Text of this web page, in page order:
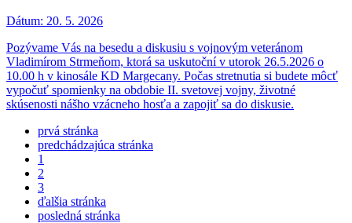
Dátum: 20. 5. 2026
Pozývame Vás na besedu a diskusiu s vojnovým veteránom
Vladimírom Strmeňom, ktorá sa uskutoční v utorok 26.5.2026 o
10.00 h v kinosále KD Margecany. Počas stretnutia si budete môcť
vypočuť spomienky na obdobie II. svetovej vojny, životné
skúsenosti nášho vzácneho hosťa a zapojiť sa do diskusie.
prvá stránka
predchádzajúca stránka
1
2
3
ďalšia stránka
posledná stránka